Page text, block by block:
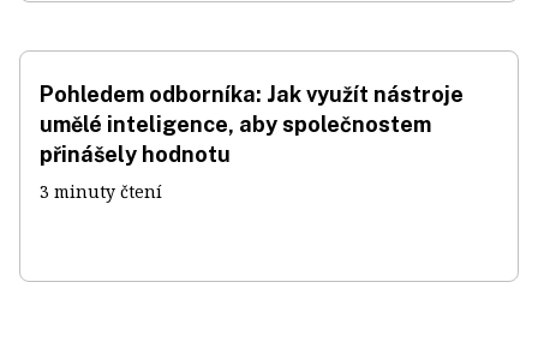
Pohledem odborníka: Jak využít nástroje
umělé inteligence, aby společnostem
přinášely hodnotu
3 minuty čtení